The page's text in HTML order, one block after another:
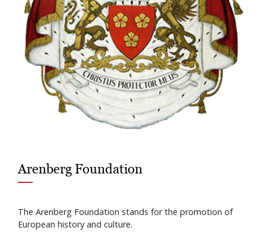
Arenberg Foundation
The Arenberg Foundation stands for the promotion of
European history and culture.